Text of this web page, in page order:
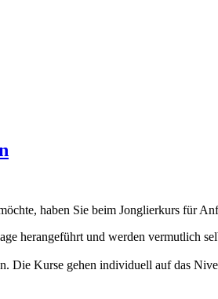
haben Sie beim Jonglierkurs für
herangeführt und werden vermutlich
Kurse gehen individuell auf das